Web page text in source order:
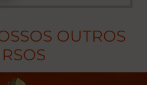
OUTROS